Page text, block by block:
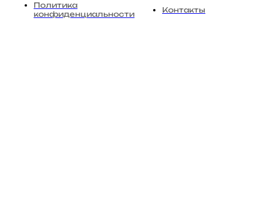
Политика
конфиденциальности
Контакты